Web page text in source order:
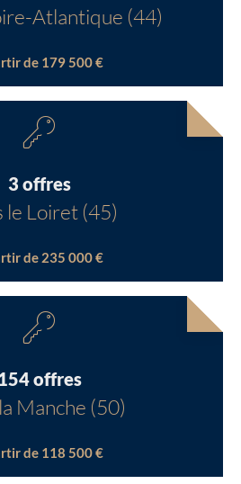
Atlantique (44)
de 179 500 €
3 offres
le Loiret (45)
de 235 000 €
offres
Manche (50)
de 118 500 €